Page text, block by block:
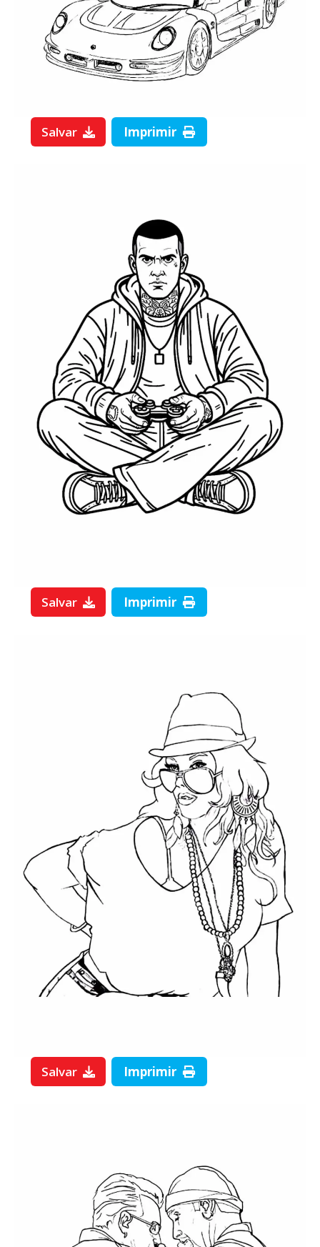
Salvar Imprimir
Salvar Imprimir
Salvar Imprimir